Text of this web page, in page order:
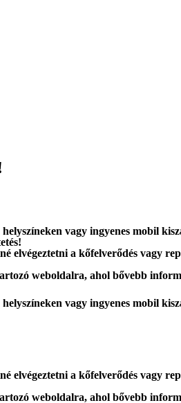
vagy ingyenes mobil
elvégeztetni a kőfelverődés vagy
weboldalra, ahol bővebb
vagy ingyenes mobil
elvégeztetni a kőfelverődés vagy
weboldalra, ahol bővebb